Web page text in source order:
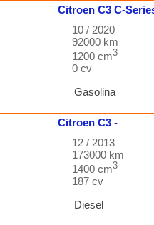
Citroen C3 C-
10 / 2020
92000 km
1200 cm3
0 cv
Gasolina
Citroen C3 -
12 / 2013
173000 km
1400 cm3
187 cv
Diesel